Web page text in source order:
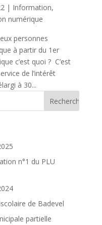
| Information,
numérique
personnes
à partir du 1er
c’est quoi ? C’est
de l’intérêt
à 30...
n°1 du PLU
de Badevel
partielle